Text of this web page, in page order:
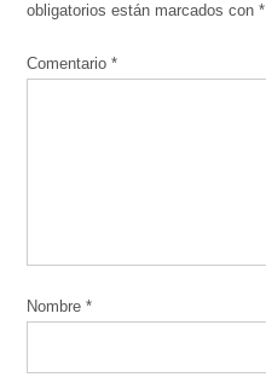
obligatorios están marcados con*
Comentario*
Nombre*